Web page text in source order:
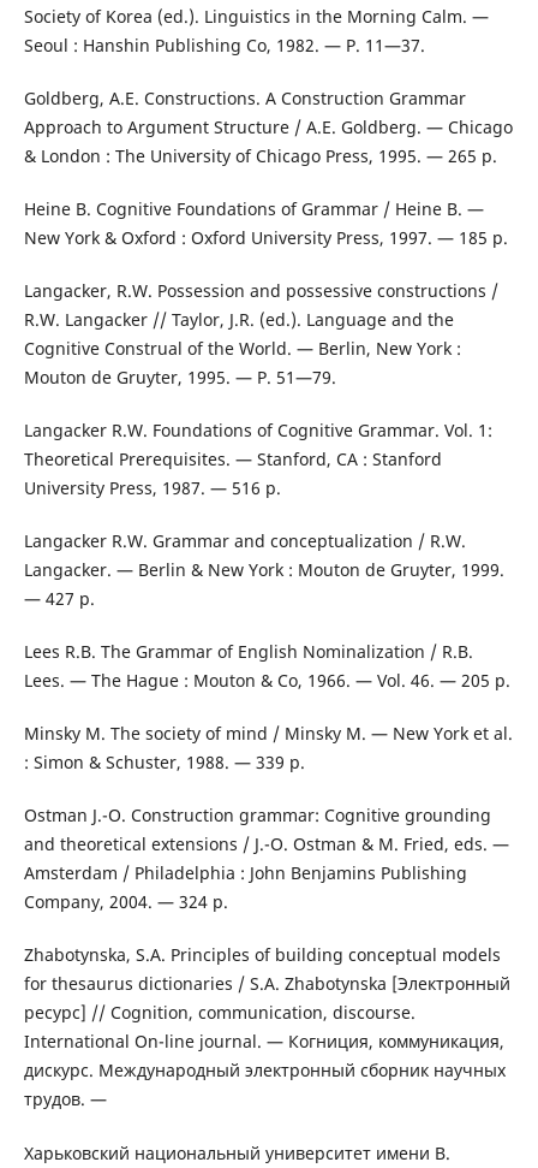
Society of Korea (ed.). Linguistics in the Morning Calm. —
Seoul : Hanshin Publishing Co, 1982. — P. 11—37.
Goldberg, A.E. Constructions. A Construction Grammar
Approach to Argument Structure / A.E. Goldberg. — Chicago
& London : The University of Chicago Press, 1995. — 265 p.
Heine B. Cognitive Foundations of Grammar / Heine B. —
New York & Oxford : Oxford University Press, 1997. — 185 р.
Langacker, R.W. Possession and possessive constructions /
R.W. Langacker // Taylor, J.R. (ed.). Language and the
Cognitive Construal of the World. — Berlin, New York :
Mouton de Gruyter, 1995. — P. 51—79.
Langacker R.W. Foundations of Cognitive Grammar. Vol. 1:
Theoretical Prerequisites. — Stanford, CA : Stanford
University Press, 1987. — 516 р.
Langacker R.W. Grammar and conceptualization / R.W.
Langacker. — Berlin & New York : Mouton de Gruyter, 1999.
— 427 p.
Lees R.B. The Grammar of English Nominalization / R.B.
Lees. — The Hague : Mouton & Co, 1966. — Vol. 46. — 205 p.
Minsky M. The society of mind / Minsky M. — New York et al.
: Simon & Schuster, 1988. — 339 р.
Ostman J.-O. Construction grammar: Cognitive grounding
and theoretical extensions / J.-O. Ostman & M. Fried, eds. —
Amsterdam / Philadelphia : John Benjamins Publishing
Company, 2004. — 324 p.
Zhabotynska, S.A. Principles of building conceptual models
for thesaurus dictionaries / S.A. Zhabotynska [Электронный
ресурс] // Cognition, communication, discourse.
International On-line journal. — Когниция, коммуникация,
дискурс. Международный электронный сборник научных
трудов. —
Харьковский национальный университет имени В.